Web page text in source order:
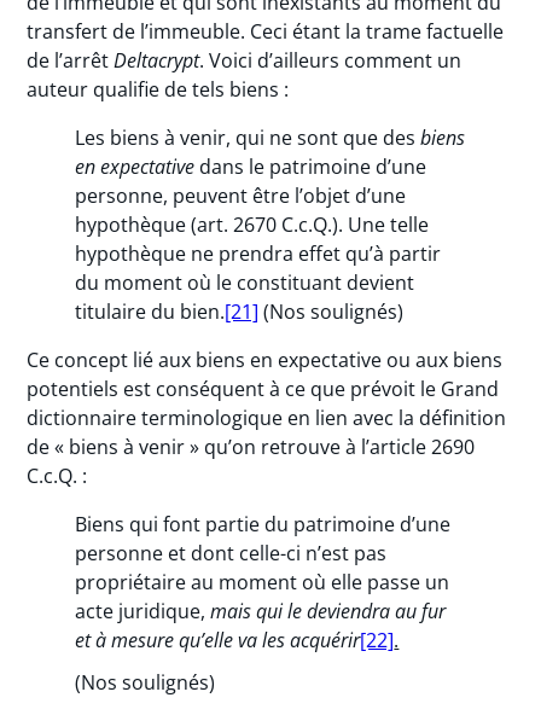
transfert de l’immeuble. Ceci étant la trame factuelle
de l’arrêtDeltacrypt. Voici d’ailleurs comment un
auteur qualifie de tels biens :
Les biens à venir, qui ne sont que desbiens
en expectative dans le patrimoine d’une
personne, peuvent être l’objet d’une
hypothèque (art. 2670 C.c.Q.). Une telle
hypothèque ne prendra effet qu’à partir
du moment où le constituant devient
titulaire du bien.[21] (Nos soulignés)
Ce concept lié aux biens en expectative ou aux biens
potentiels est conséquent à ce que prévoit le Grand
dictionnaire terminologique en lien avec la définition
de « biens à venir » qu’on retrouve à l’article 2690
C.c.Q. :
Biens qui font partie du patrimoine d’une
personne et dont celle-ci n’est pas
propriétaire au moment où elle passe un
acte juridique,mais qui le deviendra au fur
et à mesure qu’elle va les acquérir[22].
(Nos soulignés)